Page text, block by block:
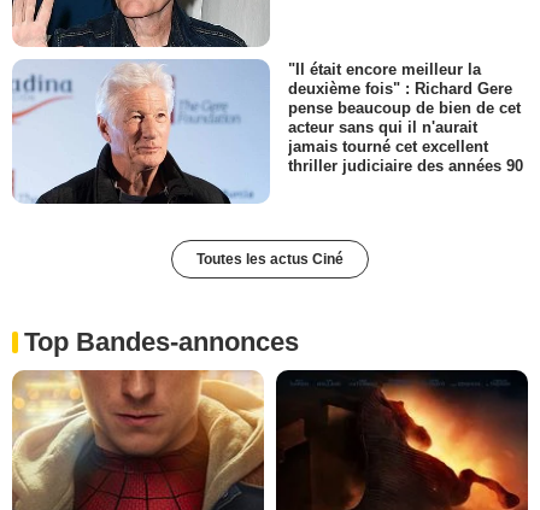
"Il était encore meilleur la
deuxième fois" : Richard Gere
pense beaucoup de bien de cet
acteur sans qui il n'aurait
jamais tourné cet excellent
thriller judiciaire des années 90
Toutes les actus Ciné
Top Bandes-annonces